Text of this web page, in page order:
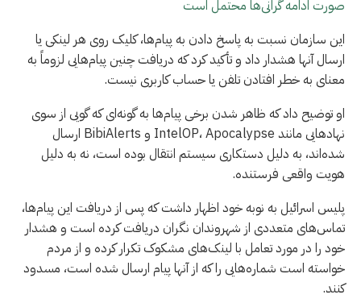
صورت ادامه گرانی‌ها محتمل است
این سازمان نسبت به پاسخ دادن به پیام‌ها، کلیک روی هر لینکی یا
ارسال آنها هشدار داد و تأکید کرد که دریافت چنین پیام‌هایی لزوماً به
معنای به خطر افتادن تلفن یا حساب کاربری نیست.
او توضیح داد که ظاهر شدن برخی پیام‌ها به گونه‌ای که گویی از سوی
نهادهایی مانند IntelOP، Apocalypse و BibiAlerts ارسال
شده‌اند، به دلیل دستکاری سیستم انتقال بوده است، نه به دلیل
هویت واقعی فرستنده.
پلیس اسرائیل به نوبه خود اظهار داشت که پس از دریافت این پیام‌ها،
تماس‌های متعددی از شهروندان نگران دریافت کرده است و هشدار
خود را در مورد تعامل با لینک‌های مشکوک تکرار کرده و از مردم
خواسته است شماره‌هایی را که از آنها پیام ارسال شده است، مسدود
کنند.